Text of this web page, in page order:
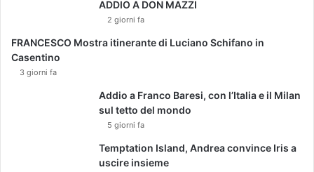
ADDIO A DON MAZZI
2 giorni fa
FRANCESCO Mostra itinerante di Luciano Schifano in
Casentino
3 giorni fa
Addio a Franco Baresi, con l’Italia e il Milan
sul tetto del mondo
5 giorni fa
Temptation Island, Andrea convince Iris a
uscire insieme